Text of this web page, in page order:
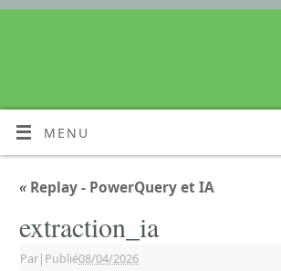
MENU
« Replay - PowerQuery et IA
extraction_ia
Par| Publié08/04/2026